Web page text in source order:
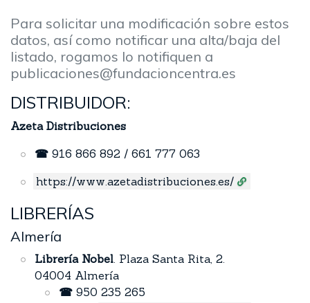
Para solicitar una modificación sobre estos
datos, así como notificar una alta/baja del
listado, rogamos lo notifiquen a
publicaciones@fundacioncentra.es
DISTRIBUIDOR:
Azeta Distribuciones
☎ 916 866 892 / 661 777 063
https://www.azetadistribuciones.es/
LIBRERÍAS
Almería
Librería Nobel. Plaza Santa Rita, 2.
04004 Almería
☎ 950 235 265